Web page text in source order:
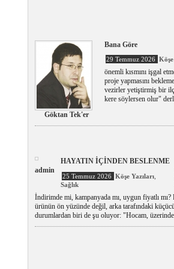
Göktan Tek'er
Bana Göre
29 Temmuz 2026 Köşe
önemli kısmını işgal
proje yapmasını
vezirler yetiştirmiş bir
kere söylersen olur"
admin
HAYATIN İÇİNDEN BESLENME
25 Temmuz 2026 Köşe Yazıları,
Sağlık
İndirimde mi, kampanyada mı, uygun fiyatlı mı?
ürünün ön yüzünde değil, arka tarafındaki
durumlardan biri de şu oluyor: "Hocam,